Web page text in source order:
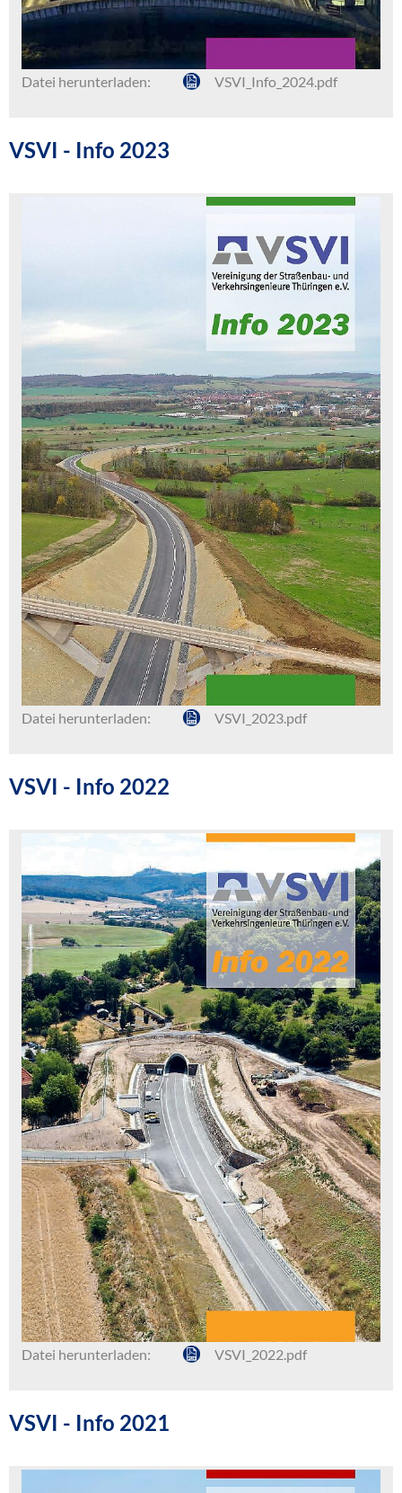
Datei herunterladen: VSVI_Info_2024.pdf
VSVI - Info 2023
Datei herunterladen: VSVI_2023.pdf
VSVI - Info 2022
Datei herunterladen: VSVI_2022.pdf
VSVI - Info 2021